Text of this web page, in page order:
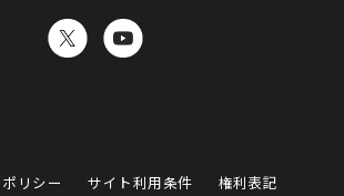
リシー サイト利用条件 権利表記